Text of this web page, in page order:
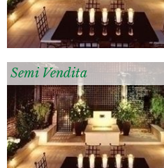
Semi Vendita